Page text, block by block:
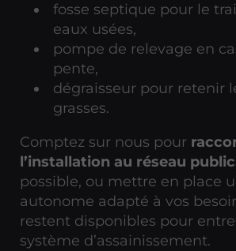
fosse septique pour le
eaux usées,
pompe de relevage en
pente,
dégraisseur pour retenir
grasses.
Comptez sur nous pour
l’installation au réseau
possible, ou mettre en place
autonome adapté à vos
restent disponibles pour
système d’assainissement.